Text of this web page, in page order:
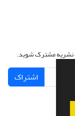
نشریه مشترک شوید.
اشتراک